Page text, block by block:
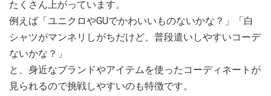
たくさん上がっています。
例えば「ユニクロやGUでかわいいものないかな？」「白
シャツがマンネリしがちだけど、普段遣いしやすいコーデ
ないかな？」
と、身近なブランドやアイテムを使ったコーディネートが
見られるので挑戦しやすいのも特徴です。